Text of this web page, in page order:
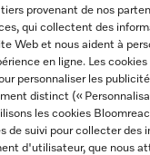
provenant de nos
qui collectent des
Web et nous aident à
en ligne. Les cookies
personnaliser les
distinct («
les cookies
de suivi pour collecter des
d'utilisateur, que nous